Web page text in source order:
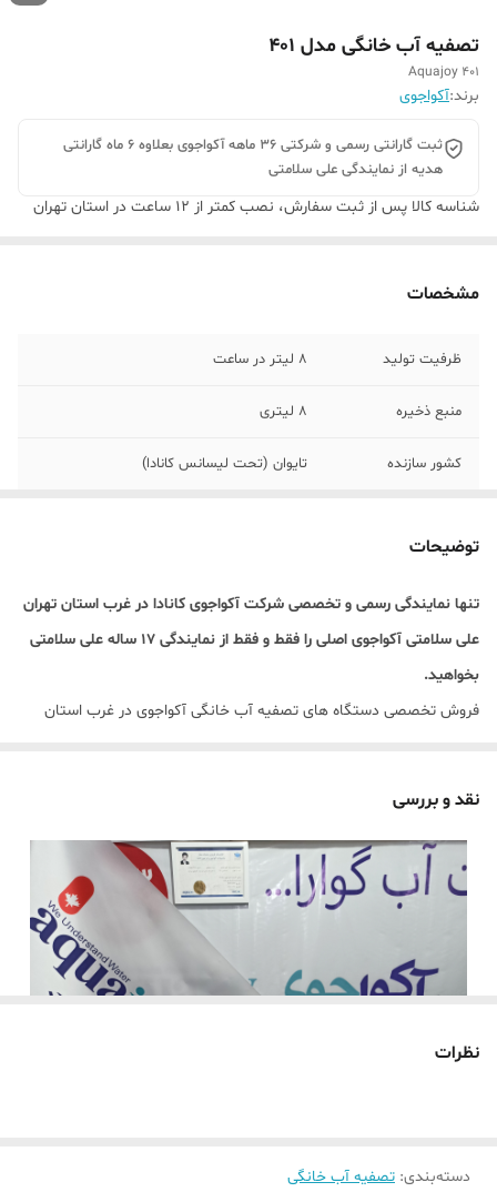
تصفیه آب خانگی مدل 401
Aquajoy 401
برند:آکواجوی
ثبت گارانتی رسمی و شرکتی 36 ماهه آکواجوی بعلاوه 6 ماه گارانتی
هدیه از نمایندگی علی سلامتی
شناسه کالا پس از ثبت سفارش، نصب کمتر از ۱۲ ساعت در استان تهران
مشخصات
ظرفیت تولید 8 لیتر در ساعت
منبع ذخیره 8 لیتری
کشور سازنده تایوان (تحت لیسانس کانادا)
توضیحات
تنها نمایندگی رسمی و تخصصی شرکت آکواجوی کانادا در غرب استان تهران
علی سلامتی آکواجوی اصلی را فقط و فقط از نمایندگی 17 ساله علی سلامتی
بخواهید.
فروش تخصصی دستگاه های تصفیه آب خانگی آکواجوی در غرب استان
دستگاه تصفیه آب خانگی 401 با تکنولوژی RO (اسمز معكوس) طی پنج
مرحله با تولید روزانه 200 لیتر آب تصفیه شده، جدید ترین محصول تصفیه
این دستگاه با حذف ذرات معلق (مثل شن و ماسه ، گل و لای ، زنگ آهن و
ذرات ناشی از پوسیدگی لوله ها) گازهاي شيميايی (مانند کلر) تركيبات مضر
در راستای تضمین کیفیت محصولات آکواجوی و احترام به حقوق مصرف
نقد و بررسی
نظرات
دسته‌بندی: تصفیه آب خانگی